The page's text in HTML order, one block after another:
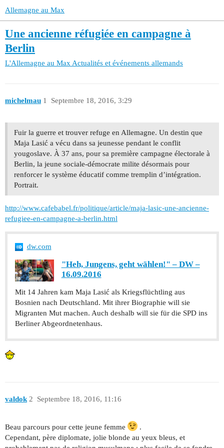
Allemagne au Max
Une ancienne réfugiée en campagne à
Berlin
L'Allemagne au MaxActualités et événements allemands
michelmau Septembre 18, 2016, 3:29
1
Fuir la guerre et trouver refuge en Allemagne. Un destin que
Maja Lasić a vécu dans sa jeunesse pendant le conflit
yougoslave. À 37 ans, pour sa première campagne électorale à
Berlin, la jeune sociale-démocrate milite désormais pour
renforcer le système éducatif comme tremplin d’intégration.
Portrait.
http://www.cafebabel.fr/politique/article/maja-lasic-une-ancienne-
refugiee-en-campagne-a-berlin.html
dw.com
"Heh, Jungens, geht wählen!" – DW –
16.09.2016
Mit 14 Jahren kam Maja Lasić als Kriegsflüchtling aus
Bosnien nach Deutschland. Mit ihrer Biographie will sie
Migranten Mut machen. Auch deshalb will sie für die SPD ins
Berliner Abgeordnetenhaus.
valdok Septembre 18, 2016, 11:16
2
Beau parcours pour cette jeune femme
.
Cependant, père diplomate, jolie blonde au yeux bleus, et